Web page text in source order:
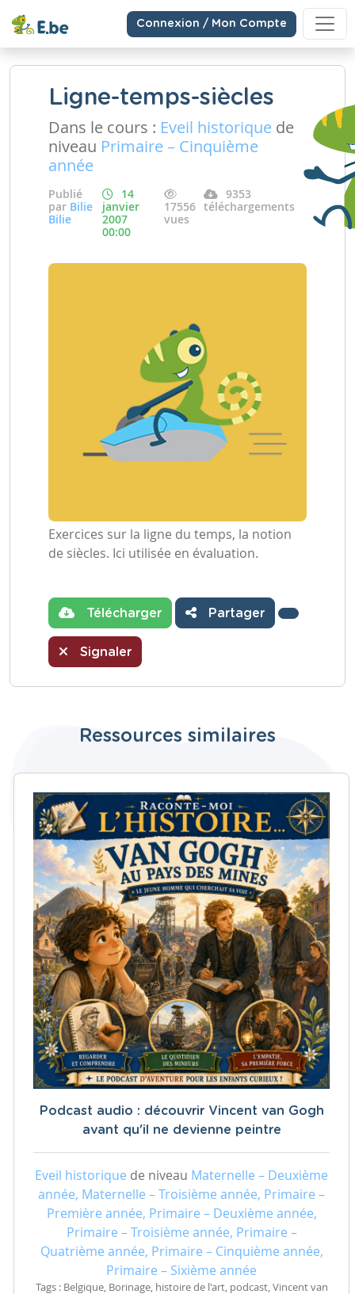
Connexion / Mon Compte
Ligne-temps-siècles
Dans le cours : Eveil historique de
niveau Primaire – Cinquième
année
Publié
par Bilie
Bilie
14
janvier
2007
00:00
17556
vues
9353
téléchargements
Exercices sur la ligne du temps, la notion
de siècles. Ici utilisée en évaluation.
Télécharger Partager
Signaler
Ressources similaires
Podcast audio : découvrir Vincent van Gogh
avant qu'il ne devienne peintre
Eveil historique de niveau Maternelle – Deuxième
année, Maternelle – Troisième année, Primaire –
Première année, Primaire – Deuxième année,
Primaire – Troisième année, Primaire –
Quatrième année, Primaire – Cinquième année,
Primaire – Sixième année
Tags : Belgique, Borinage, histoire de l'art, podcast, Vincent van